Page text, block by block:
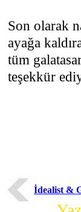
Son olarak
ayağa
tüm
teşekkür
İdealist &